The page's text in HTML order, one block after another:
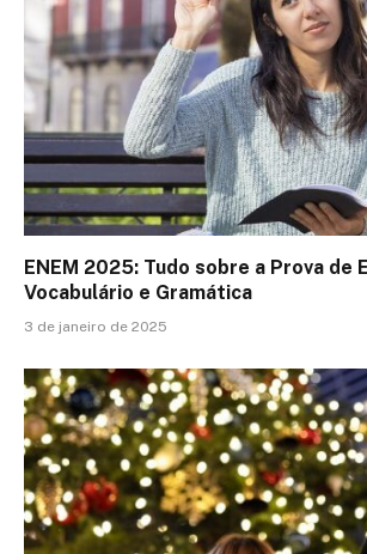
ENEM 2025: Tudo sobre a Prova de
Vocabulário e Gramática
3 de janeiro de 2025